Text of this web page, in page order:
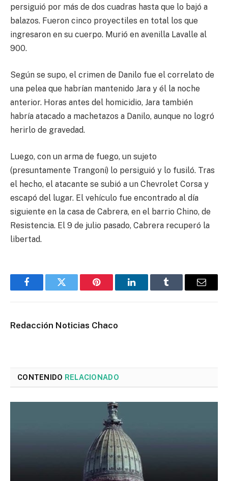
persiguió por más de dos cuadras hasta que lo bajó a
balazos. Fueron cinco proyectiles en total los que
ingresaron en su cuerpo. Murió en avenilla Lavalle al
900.
Según se supo, el crimen de Danilo fue el correlato de
una pelea que habrían mantenido Jara y él la noche
anterior. Horas antes del homicidio, Jara también
habría atacado a machetazos a Danilo, aunque no logró
herirlo de gravedad.
Luego, con un arma de fuego, un sujeto
(presuntamente Trangoni) lo persiguió y lo fusiló. Tras
el hecho, el atacante se subió a un Chevrolet Corsa y
escapó del lugar. El vehículo fue encontrado al día
siguiente en la casa de Cabrera, en el barrio Chino, de
Resistencia. El 9 de julio pasado, Cabrera recuperó la
libertad.
FacebookTwitter Pinterest LinkedInTumblr Email
Redacción Noticias Chaco
CONTENIDO RELACIONADO